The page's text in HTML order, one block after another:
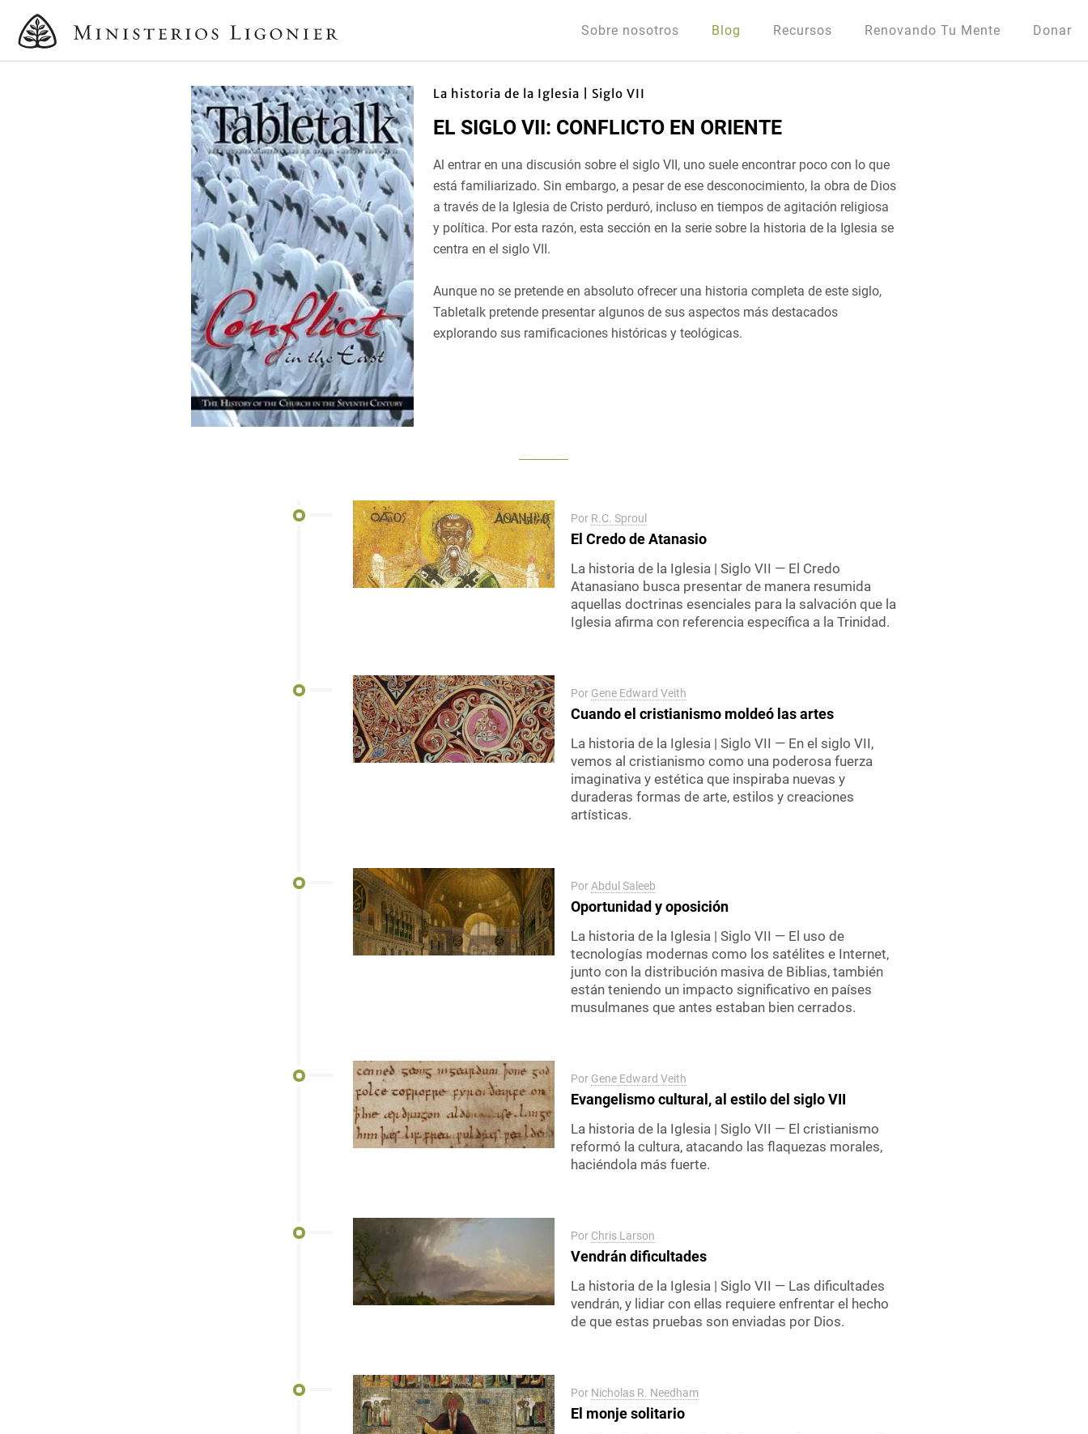
Sobre nosotros Blog Recursos Renovando Tu Mente Donar
La historia de la Iglesia | Siglo VII
EL SIGLO VII: CONFLICTO EN ORIENTE
Al entrar en una discusión sobre el siglo VII, uno suele encontrar poco con lo que
está familiarizado. Sin embargo, a pesar de ese desconocimiento, la obra de Dios
a través de la Iglesia de Cristo perduró, incluso en tiempos de agitación religiosa
y política. Por esta razón, esta sección en la serie sobre la historia de la Iglesia se
centra en el siglo VII.
Aunque no se pretende en absoluto ofrecer una historia completa de este siglo,
Tabletalk pretende presentar algunos de sus aspectos más destacados
explorando sus ramificaciones históricas y teológicas.
Por R.C. Sproul
El Credo de Atanasio
La historia de la Iglesia | Siglo VII — El Credo
Atanasiano busca presentar de manera resumida
aquellas doctrinas esenciales para la salvación que la
Iglesia afirma con referencia específica a la Trinidad.
Por Gene Edward Veith
Cuando el cristianismo moldeó las artes
La historia de la Iglesia | Siglo VII — En el siglo VII,
vemos al cristianismo como una poderosa fuerza
imaginativa y estética que inspiraba nuevas y
duraderas formas de arte, estilos y creaciones
artísticas.
PorAbdul Saleeb
Oportunidad y oposición
La historia de la Iglesia | Siglo VII — El uso de
tecnologías modernas como los satélites e Internet,
junto con la distribución masiva de Biblias, también
están teniendo un impacto significativo en países
musulmanes que antes estaban bien cerrados.
Por Gene Edward Veith
Evangelismo cultural, al estilo del siglo VII
La historia de la Iglesia | Siglo VII — El cristianismo
reformó la cultura, atacando las flaquezas morales,
haciéndola más fuerte.
Por Chris Larson
Vendrán dificultades
La historia de la Iglesia | Siglo VII — Las dificultades
vendrán, y lidiar con ellas requiere enfrentar el hecho
de que estas pruebas son enviadas por Dios.
Por Nicholas R. Needham
El monje solitario